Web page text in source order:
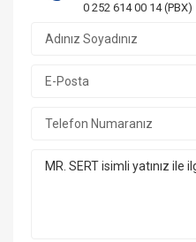
0 252 614 00 14 (PBX)